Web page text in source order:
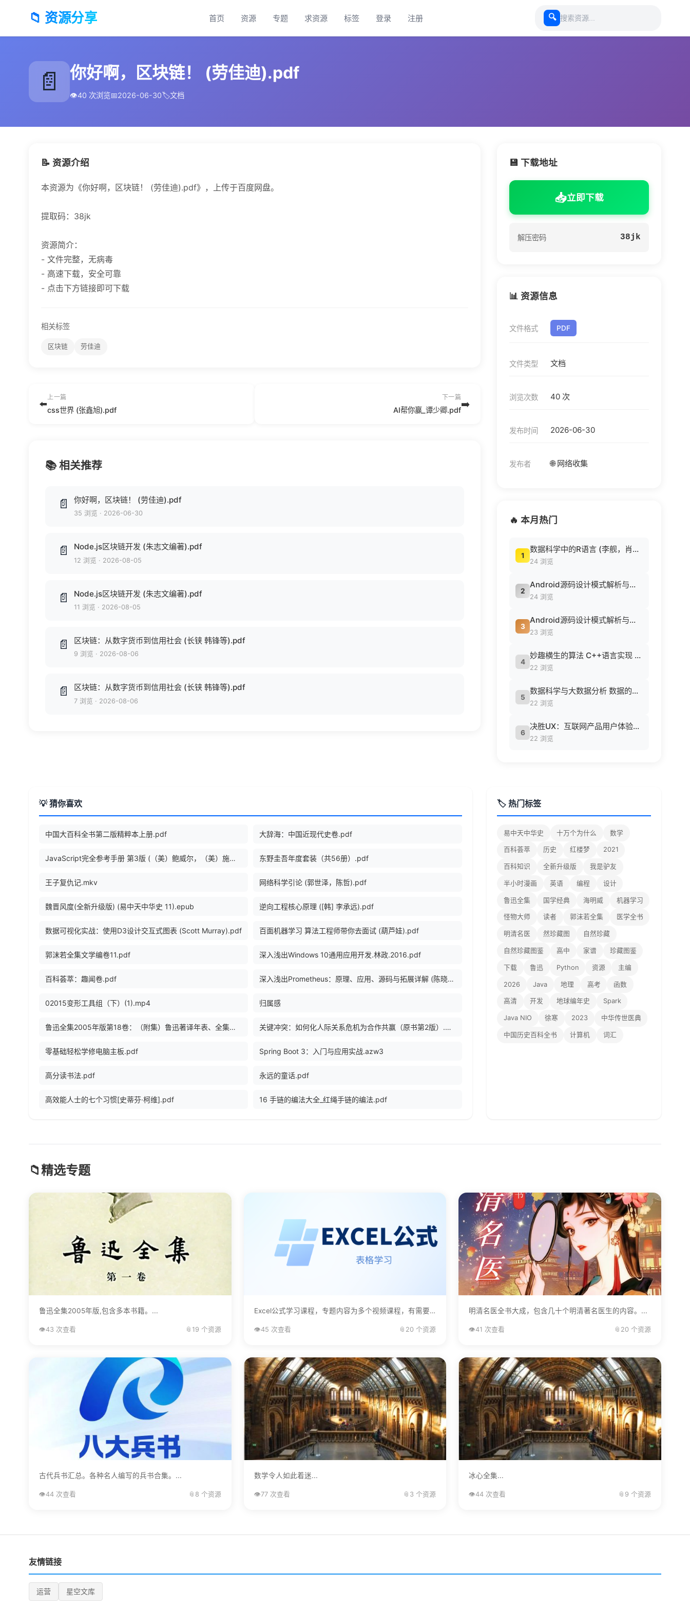
📁 资源分享 首页 资源 专题 求资源 标签 登录 注册 🔍
📄 你好啊，区块链！ (劳佳迪).pdf
👁️40 次浏览📅2026-06-30🏷️文档
📝 资源介绍
本资源为《你好啊，区块链！ (劳佳迪).pdf》，上传于百度网盘。
提取码：38jk
资源简介：
- 文件完整，无病毒
- 高速下载，安全可靠
- 点击下方链接即可下载
相关标签
区块链 劳佳迪
⬅️
上一篇
css世界 (张鑫旭).pdf
下一篇
AI帮你赢_谭少卿.pdf➡️
📚 相关推荐
📄 你好啊，区块链！ (劳佳迪).pdf
35 浏览 · 2026-06-30
📄 Node.js区块链开发 (朱志文编著).pdf
12 浏览 · 2026-08-05
📄 Node.js区块链开发 (朱志文编著).pdf
11 浏览 · 2026-08-05
📄 区块链：从数字货币到信用社会 (长铗 韩锋等).pdf
9 浏览 · 2026-08-06
📄 区块链：从数字货币到信用社会 (长铗 韩锋等).pdf
7 浏览 · 2026-08-06
💾 下载地址
📥立即下载
解压密码 38jk
📊 资源信息
文件格式 PDF
文件类型 文档
浏览次数 40 次
发布时间 2026-06-30
发布者 🌐 网络收集
🔥 本月热门
1
数据科学中的R语言 (李舰，肖凯著, 李舰，肖凯著；吴喜之审校, Pdg2Pic).pdf
24 浏览
2
Android源码设计模式解析与实战 (何红辉，关爱民著, 何红辉, 关爱民著, 何红辉, 关爱民).pdf
24 浏览
3
Android源码设计模式解析与实战 (何红辉，关爱民著, 何红辉, 关爱民著, 何红辉, 关爱民).pdf
23 浏览
4
妙趣横生的算法 C++语言实现 (胡浩等编著, 胡浩等编著, 胡浩).pdf
22 浏览
5
数据科学与大数据分析 数据的发现 分析 可视化与表示 ( etc.).epub
22 浏览
6
决胜UX：互联网产品用户体验策略 ([美] Jaime Levy [[美] Jaime Levy]).epub
22 浏览
💡 猜你喜欢
中国大百科全书第二版精粹本上册.pdf 大辞海：中国近现代史卷.pdf
JavaScript完全参考手册 第3版 (（美）鲍威尔，（美）施奈德著, Thomas A Powell).pdf 东野圭吾年度套装（共56册）.pdf
王子复仇记.mkv 网络科学引论 (郭世泽，陈哲).pdf
魏晋风度(全新升级版) (易中天中华史 11).epub 逆向工程核心原理 ([韩] 李承远).pdf
数据可视化实战：使用D3设计交互式图表 (Scott Murray).pdf 百面机器学习 算法工程师带你去面试 (葫芦娃).pdf
郭沫若全集文学编卷11.pdf 深入浅出Windows 10通用应用开发.林政.2016.pdf
百科荟萃：趣闻卷.pdf 深入浅出Prometheus：原理、应用、源码与拓展详解 (陈晓宇，杨川胡，陈啸编著) .pdf
02015变形工具组（下）(1).mp4 归属感
鲁迅全集2005年版第18卷：（附集）鲁迅著译年表、全集篇目索引、全集注释索引.pdf 关键冲突：如何化人际关系危机为合作共赢（原书第2版）.mobi
零基础轻松学修电脑主板.pdf Spring Boot 3：入门与应用实战.azw3
高分读书法.pdf 永远的童话.pdf
高效能人士的七个习惯[史蒂芬·柯维].pdf 16 手链的编法大全_红绳手链的编法.pdf
🏷️ 热门标签
易中天中华史 十万个为什么 数学
百科荟萃 历史 红楼梦 2021
百科知识 全新升级版 我是驴友
半小时漫画 英语 编程 设计
鲁迅全集 国学经典 海明威 机器学习
怪物大师 读者 郭沫若全集 医学全书
明清名医 然珍藏图 自然珍藏
自然珍藏图鉴 高中 家谱 珍藏图鉴
下载 鲁迅 Python 资源 主编
2026 Java 地理 高考 函数
高清 开发 地球编年史 Spark
Java NIO 徐寒 2023 中华传世医典
中国历史百科全书 计算机 词汇
📁精选专题
鲁迅全集2005年版,包含多本书籍。...
👁️43 次查看 📎 19 个资源
Excel公式学习课程，专题内容为多个视频课程，有需要的自己下载学习。...
👁️45 次查看 📎 20 个资源
明清名医全书大成，包含几十个明清著名医生的内容。...
👁️41 次查看 📎 20 个资源
古代兵书汇总。各种名人编写的兵书合集。...
👁️44 次查看 📎 8 个资源
数学令人如此着迷...
👁️77 次查看 📎 3 个资源
冰心全集...
👁️44 次查看 📎 9 个资源
友情链接
运营 星空文库